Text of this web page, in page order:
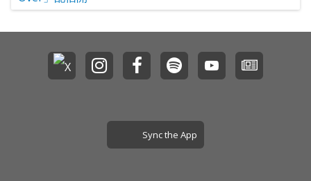
Sync the App